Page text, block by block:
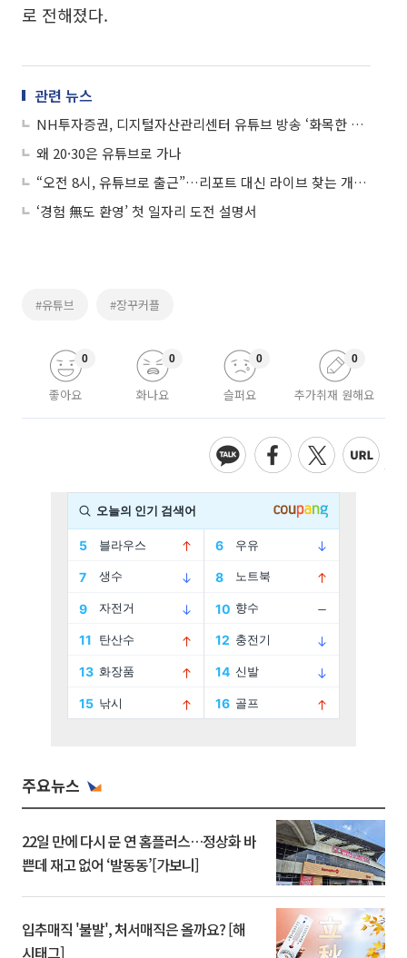
로 전해졌다.
관련 뉴스
NH투자증권, 디지털자산관리센터 유튜브 방송 ‘화목한 오픈스탁’으로 개편
왜 20·30은 유튜브로 가나
“오전 8시, 유튜브로 출근”…리포트 대신 라이브 찾는 개미들
‘경험 無도 환영’ 첫 일자리 도전 설명서
#유튜브 #장꾸커플
좋아요
0
화나요
0
슬퍼요
0
추가취재 원해요
0
주요뉴스
22일 만에 다시 문 연 홈플러스…정상화 바
쁜데 재고 없어 ‘발동동’[가보니]
입추매직 '불발', 처서매직은 올까요? [해
시태그]